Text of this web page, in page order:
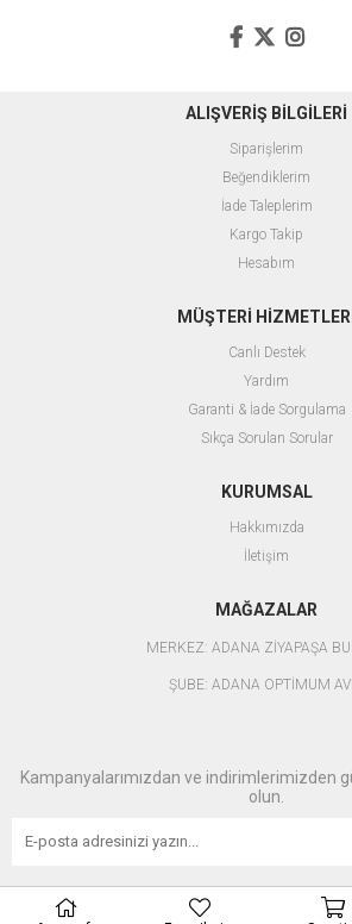
ALIŞVERİŞ BİLGİLERİ
Siparişlerim
Beğendiklerim
İade Taleplerim
Kargo Takip
Hesabım
MÜŞTERİ
Canlı Destek
Yardım
Garanti & İade Sorgulama
Sıkça Sorulan Sorular
KURUMSAL
Hakkımızda
İletişim
MAĞAZALAR
MERKEZ: ADANA ZİYAPAŞA
ŞUBE: ADANA OPTİMUM
Kampanyalarımızdan ve indirimlerimizden
olun.